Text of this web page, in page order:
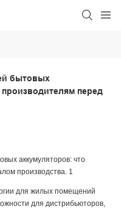
бытовых
перед
для жилых помещений
для дистрибьюторов,